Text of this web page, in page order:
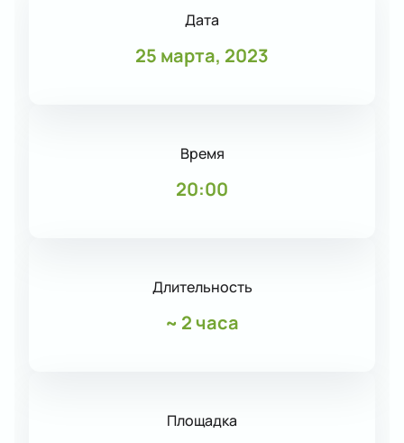
Дата
25 марта, 2023
Время
20:00
Длительность
~ 2 часа
Площадка